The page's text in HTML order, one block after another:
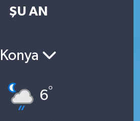
ŞU AN
Konya
6°